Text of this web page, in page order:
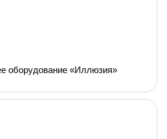
оборудование «Иллюзия»